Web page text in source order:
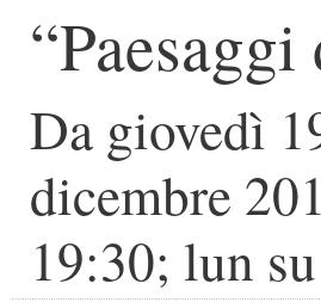
Da giovedì
dicembre
19:30; lun